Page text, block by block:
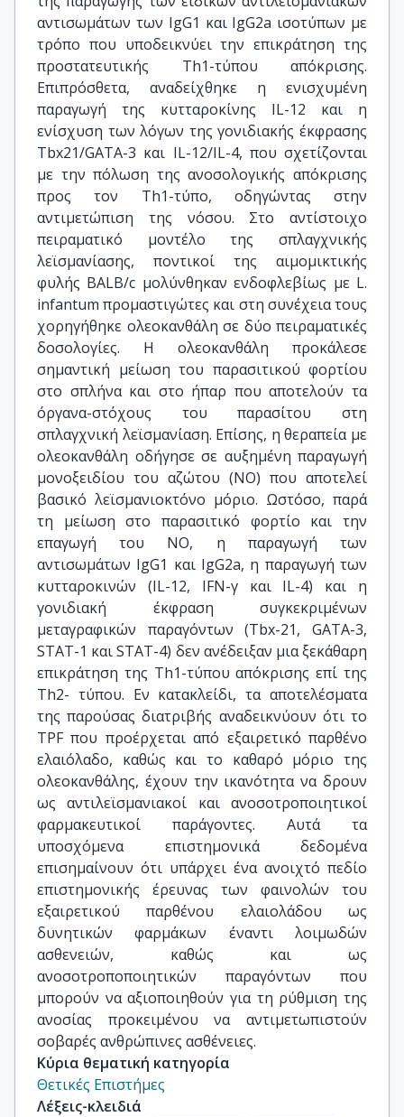
αντισωμάτων των IgG1 και IgG2a ισοτύπων με
τρόπο που υποδεικνύει την επικράτηση της
προστατευτικής Th1-τύπου απόκρισης.
Επιπρόσθετα, αναδείχθηκε η ενισχυμένη
παραγωγή της κυτταροκίνης IL-12 και η
ενίσχυση των λόγων της γονιδιακής έκφρασης
Tbx21/GATA-3 και IL-12/IL-4, που σχετίζονται
με την πόλωση της ανοσολογικής απόκρισης
προς τον Th1-τύπο, οδηγώντας στην
αντιμετώπιση της νόσου. Στο αντίστοιχο
πειραματικό μοντέλο της σπλαγχνικής
λεϊσμανίασης, ποντικοί της αιμομικτικής
φυλής BALB/c μολύνθηκαν ενδοφλεβίως με L.
infantum προμαστιγώτες και στη συνέχεια τους
χορηγήθηκε ολεοκανθάλη σε δύο πειραματικές
δοσολογίες. Η ολεοκανθάλη προκάλεσε
σημαντική μείωση του παρασιτικού φορτίου
στο σπλήνα και στο ήπαρ που αποτελούν τα
όργανα-στόχους του παρασίτου στη
σπλαγχνική λεϊσμανίαση. Επίσης, η θεραπεία με
ολεοκανθάλη οδήγησε σε αυξημένη παραγωγή
μονοξειδίου του αζώτου (NO) που αποτελεί
βασικό λεϊσμανιοκτόνο μόριο. Ωστόσο, παρά
τη μείωση στο παρασιτικό φορτίο και την
επαγωγή του NO, η παραγωγή των
αντισωμάτων IgG1 και IgG2a, η παραγωγή των
κυτταροκινών (IL-12, IFN-γ και IL-4) και η
γονιδιακή έκφραση συγκεκριμένων
μεταγραφικών παραγόντων (Tbx-21, GATA-3,
STAT-1 και STAT-4) δεν ανέδειξαν μια ξεκάθαρη
επικράτηση της Th1-τύπου απόκρισης επί της
Th2- τύπου. Εν κατακλείδι, τα αποτελέσματα
της παρούσας διατριβής αναδεικνύουν ότι το
TPF που προέρχεται από εξαιρετικό παρθένο
ελαιόλαδο, καθώς και το καθαρό μόριο της
ολεοκανθάλης, έχουν την ικανότητα να δρουν
ως αντιλεϊσμανιακοί και ανοσοτροποιητικοί
φαρμακευτικοί παράγοντες. Αυτά τα
υποσχόμενα επιστημονικά δεδομένα
επισημαίνουν ότι υπάρχει ένα ανοιχτό πεδίο
επιστημονικής έρευνας των φαινολών του
εξαιρετικού παρθένου ελαιολάδου ως
δυνητικών φαρμάκων έναντι λοιμωδών
ασθενειών, καθώς και ως
ανοσοτροποποιητικών παραγόντων που
μπορούν να αξιοποιηθούν για τη ρύθμιση της
ανοσίας προκειμένου να αντιμετωπιστούν
σοβαρές ανθρώπινες ασθένειες.
Κύρια θεματική κατηγορία
Θετικές Επιστήμες
Λέξεις-κλειδιά